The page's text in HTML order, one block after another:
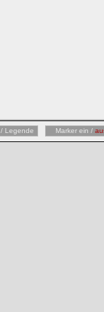
/ Legende Marker ein /